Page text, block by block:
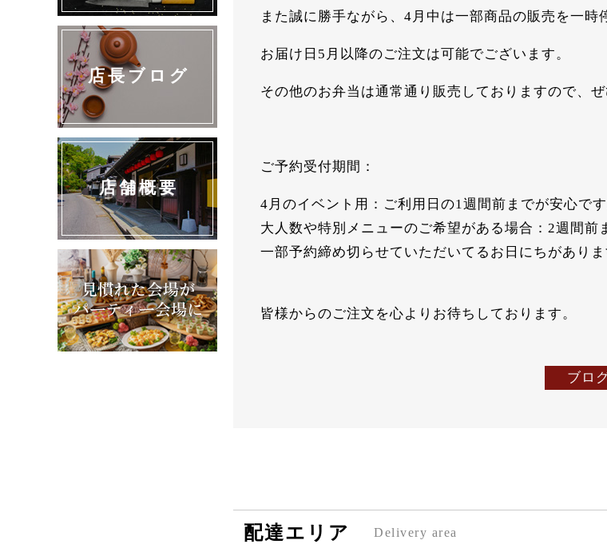
店長ブログ
店舗概要
また誠に勝手ながら、 4月中は一部商品の販売を一時
お届け日5月以降のご注文は可能でございます。
その他のお弁当は通常通り販売しておりますので、ぜ
ご予約受付期間 ：
4月のイベント用：ご利用日の1週間前までが安心です
大人数や特別メニューのご希望がある場合：2週間前
一部予約締め切らせていただいてるお日にちがあり
皆様からのご注文を心よりお待ちしております。
ブロ
配達エリア Delivery area